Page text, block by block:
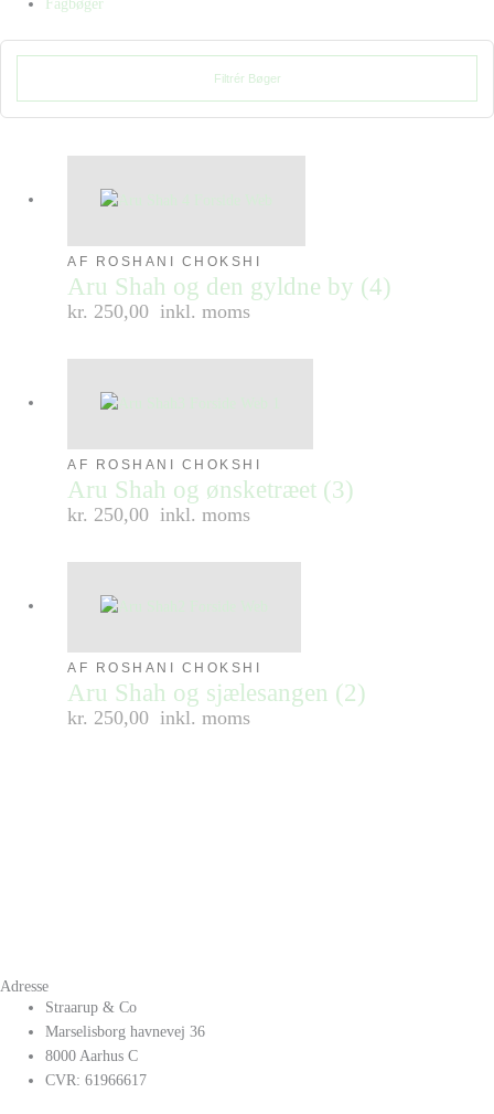
Fagbøger
Filtrér Bøger
AF ROSHANI CHOKSHI
Aru Shah og den gyldne by (4)
kr. 250,00 inkl. moms
AF ROSHANI CHOKSHI
Aru Shah og ønsketræet (3)
kr. 250,00 inkl. moms
AF ROSHANI CHOKSHI
Aru Shah og sjælesangen (2)
kr. 250,00 inkl. moms
Adresse
Straarup & Co
Marselisborg havnevej 36
8000 Aarhus C
CVR: 61966617